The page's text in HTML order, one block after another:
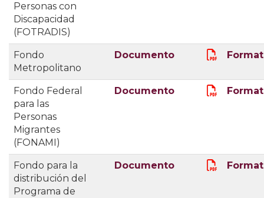
Personas con
Discapacidad
(FOTRADIS)
Fondo
Metropolitano
Documento
Fondo Federal
para las
Personas
Migrantes
(FONAMI)
Documento
Fondo para la
distribución del
Programa de
Documento